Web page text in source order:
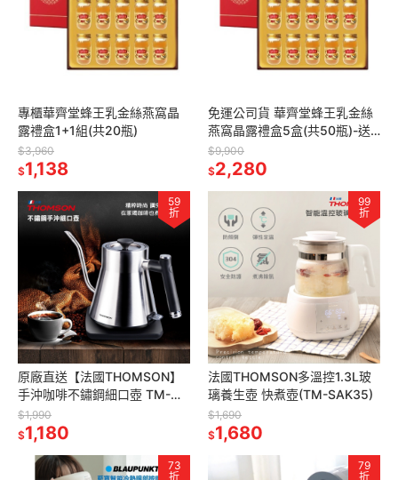
專櫃華齊堂蜂王乳金絲燕窩晶
露禮盒1+1組(共20瓶)
$3,960
$1,138
免運公司貨 華齊堂蜂王乳金絲
燕窩晶露禮盒5盒(共50瓶)-送
禮周到組
$9,900
$2,280
59
折
原廠直送【法國THOMSON】
手沖咖啡不鏽鋼細口壺 TM-
SAK47
$1,990
$1,180
99
折
法國THOMSON多溫控1.3L玻
璃養生壺 快煮壺(TM-SAK35)
$1,690
$1,680
73
折
79
折